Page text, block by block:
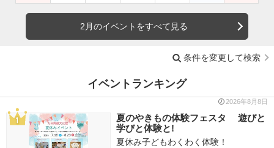
2月のイベントをすべて見る
条件を変更して検索
イベントランキング
2026年8月8日
夏のやきもの体験フェスタ 遊びと
学びと体験と!
夏休み子どもわくわく体験！